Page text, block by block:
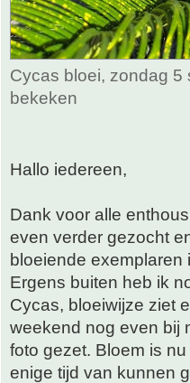
Cycas bloei, zondag 5
bekeken
Hallo iedereen,
Dank voor alle
even verder gezocht
bloeiende exemplaren
Ergens buiten heb ik
Cycas, bloeiwijze ziet
weekend nog even bij
foto gezet. Bloem is
enige tijd van kunnen